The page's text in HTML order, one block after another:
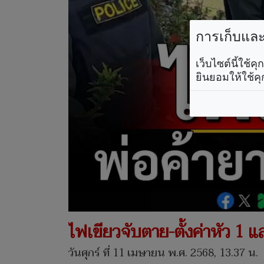
ไฟเขียวจับตาย-ตั้งค่าหัว 1
วันศุกร์ ที่ 11 เมษายน พ.ศ. 2568, 13.37 น.
การเก็บแล
เว็บไซต์นี้ใช้คุ
ยินยอมให้ใช้คุ